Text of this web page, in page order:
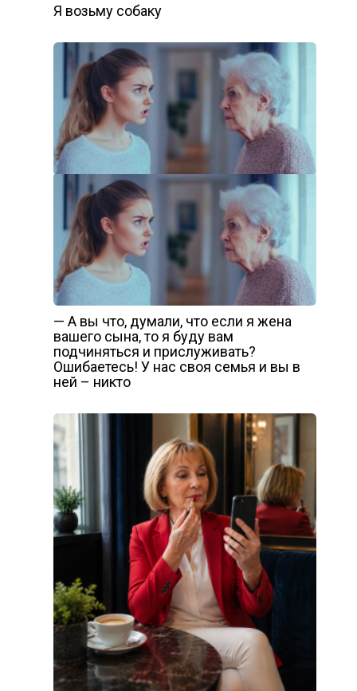
Я возьму собаку
— А вы что, думали, что если я жена
вашего сына, то я буду вам
подчиняться и прислуживать?
Ошибаетесь! У нас своя семья и вы в
ней – никто